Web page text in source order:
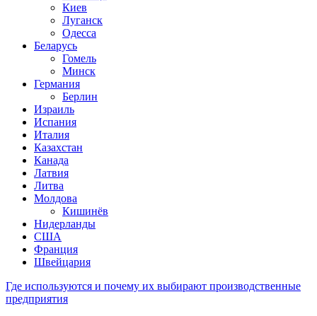
Киев
Луганск
Одесса
Беларусь
Гомель
Минск
Германия
Берлин
Израиль
Испания
Италия
Казахстан
Канада
Латвия
Литва
Молдова
Кишинёв
Нидерланды
США
Франция
Швейцария
Где используются и почему их выбирают производственные
предприятия